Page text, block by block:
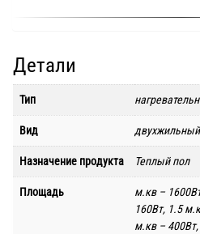
Детали
Тип
Вид двухжильный
Назначение продукта Теплый пол
Площадь
м.кв –
160Вт, 1.5
м.кв –